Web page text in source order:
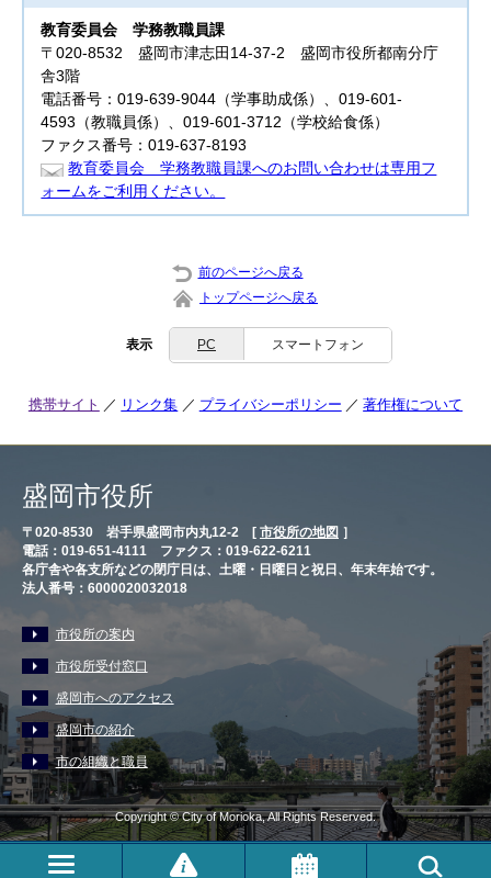
教育委員会学務教職員課
〒020-8532 盛岡市津志田14-37-2 盛岡市役所都南分庁
舎3階
電話番号：019-639-9044（学事助成係）、019-601-
4593（教職員係）、019-601-3712（学校給食係）
ファクス番号：019-637-8193
教育委員会 学務教職員課へのお問い合わせは専用フ
ォームをご利用ください。
前のページへ戻る
トップページへ戻る
表示 PC スマートフォン
携帯サイト リンク集 プライバシーポリシー 著作権について
盛岡市役所
〒020-8530 岩手県盛岡市内丸12-2 [ 市役所の地図 ］
電話：019-651-4111 ファクス：019-622-6211
各庁舎や各支所などの閉庁日は、土曜・日曜日と祝日、年末年始です。
法人番号：6000020032018
市役所の案内
市役所受付窓口
盛岡市へのアクセス
盛岡市の紹介
市の組織と職員
Copyright © City of Morioka, All Rights Reserved.